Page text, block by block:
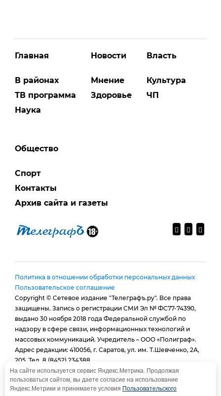
Главная
В районах
ТВ программа
Наука
Новости
Мнение
Здоровье
Власть
Культура
ЧП
Общество
Спорт
Контакты
Архив сайта и газеты
Политика в отношении обработки персональных данных
Пользовательское соглашение
Copyright © Сетевое издание "Телеграфъ.ру". Все права
защищены. Запись о регистрации СМИ Эл № ФС77-74390,
выдано 30 ноября 2018 года Федеральной службой по
надзору в сфере связи, информационных технологий и
массовых коммуникаций. Учредитель – ООО «Полиграф».
Адрес редакции: 410056, г. Саратов, ул. им. Т.Шевченко, 2А,
205. Тел. 8 (8452) 234388.
E-mail: provtelegraf@gmail.com
И.о. главного редактора: Голубева Е. В.
При использовании материалов сайта - гиперссылка
На сайте используется сервис Яндекс.Метрика. Продолжая
пользоваться сайтом, вы даете согласие на использование
Яндекс.Метрики и принимаете условия Пользовательского